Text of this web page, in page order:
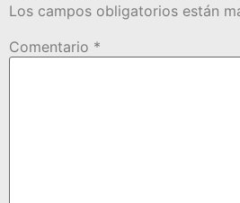
Los campos obligatorios están
Comentario *